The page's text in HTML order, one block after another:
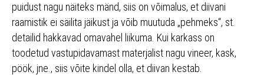
puidust nagu näiteks mänd, siis on võimalus, et diivani
raamistik ei säilita jäikust ja võib muutuda „pehmeks“, st.
detailid hakkavad omavahel liikuma. Kui karkass on
toodetud vastupidavamast materjalist nagu vineer, kask,
pöök, jne., siis võite kindel olla, et diivan kestab.